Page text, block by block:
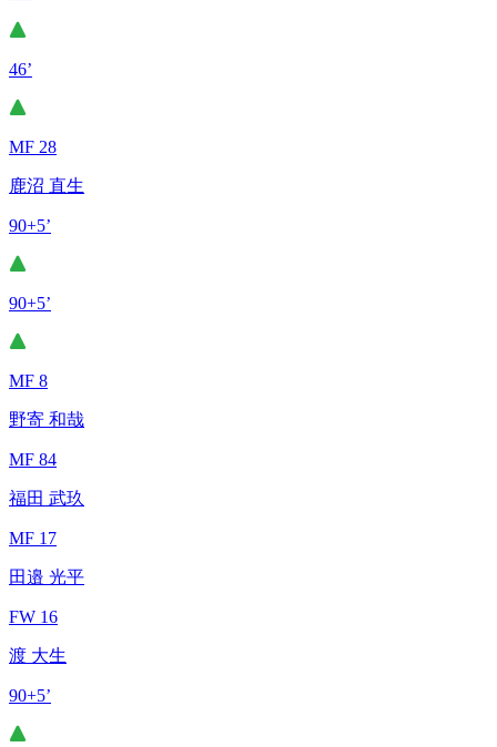
46’
MF 28
鹿沼 直生
90+5’
90+5’
MF 8
野寄 和哉
MF 84
福田 武玖
MF 17
田邉 光平
FW 16
渡 大生
90+5’